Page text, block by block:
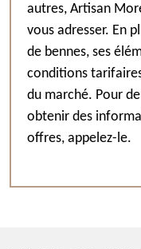
autres, Artisan
vous adresser. En
de bennes, ses
conditions
du marché. Pour
obtenir des
offres, appelez-le.